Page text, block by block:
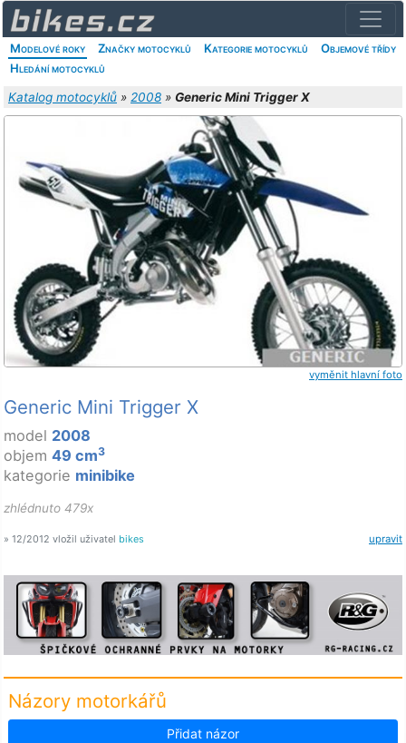
Modelové roky Značky motocyklů Kategorie motocyklů
Objemové třídy
Hledání motocyklů
Katalog motocyklů » 2008 » Generic Mini Trigger X
vyměnit hlavní foto
Generic Mini Trigger X
model 2008
objem 49 cm3
kategorie minibike
zhlédnuto 479x
upravit
» 12/2012 vložil uživatel bikes
Názory motorkářů
Přidat názor